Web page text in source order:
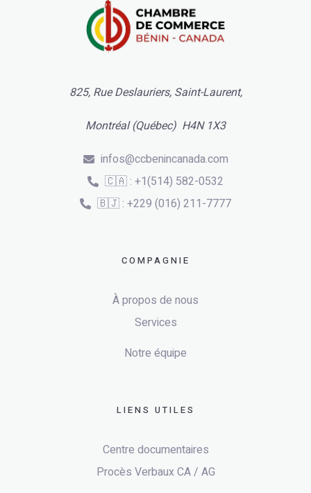
825, Rue Deslauriers, Saint-Laurent,
Montréal (Québec) H4N 1X3
infos@ccbenincanada.com
🇨🇦 : +1(514) 582-0532
🇧🇯 : +229 (016) 211-7777
COMPAGNIE
À propos de nous
Services
Notre équipe
LIENS UTILES
Centre documentaires
Procès Verbaux CA / AG